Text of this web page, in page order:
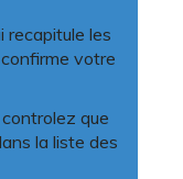
recapitule les
votre
que
la liste des